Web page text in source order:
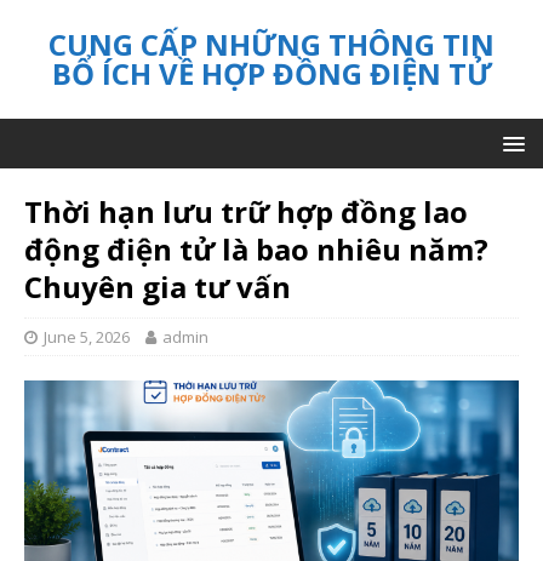
CUNG CẤP NHỮNG THÔNG TIN
BỔ ÍCH VỀ HỢP ĐỒNG ĐIỆN TỬ
Thời hạn lưu trữ hợp đồng lao
động điện tử là bao nhiêu năm?
Chuyên gia tư vấn
June 5, 2026 admin